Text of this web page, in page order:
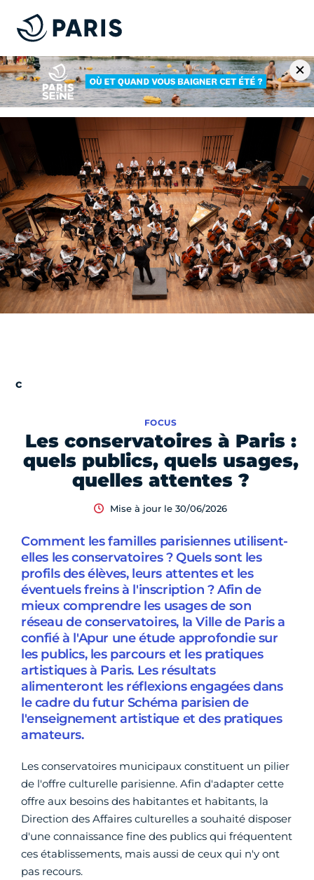
Les conservatoires à Paris :
quels publics, quels usages,
quelles attentes ?
FOCUS
Mise à jour le 30/06/2026
Comment les familles parisiennes utilisent-
elles les conservatoires ? Quels sont les
profils des élèves, leurs attentes et les
éventuels freins à l'inscription ? Afin de
mieux comprendre les usages de son
réseau de conservatoires, la Ville de Paris a
confié à l'Apur une étude approfondie sur
les publics, les parcours et les pratiques
artistiques à Paris. Les résultats
alimenteront les réflexions engagées dans
le cadre du futur Schéma parisien de
l'enseignement artistique et des pratiques
amateurs.
Les conservatoires municipaux constituent un pilier
de l'offre culturelle parisienne. Afin d'adapter cette
offre aux besoins des habitantes et habitants, la
Direction des Affaires culturelles a souhaité disposer
d'une connaissance fine des publics qui fréquentent
ces établissements, mais aussi de ceux qui n'y ont
pas recours.